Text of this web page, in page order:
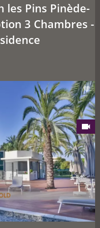
les Pins Pinède-
3 Chambres -